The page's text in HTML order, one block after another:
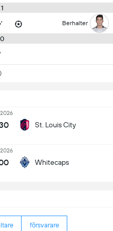
Berhalter
St. Louis City
Whitecaps
försvarare